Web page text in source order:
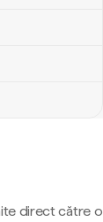
direct către o